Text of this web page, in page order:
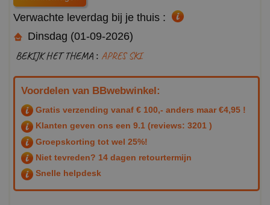
Verwachte leverdag bij je thuis :
Dinsdag (01-09-2026)
BEKIJK HET THEMA : APRES SKI
Voordelen van BBwebwinkel:
Gratis verzending vanaf € 100,- anders maar €4,95 !
Klanten geven ons een 9.1 (reviews: 3201 )
Groepskorting tot wel 25%!
Niet tevreden? 14 dagen retourtermijn
Snelle helpdesk